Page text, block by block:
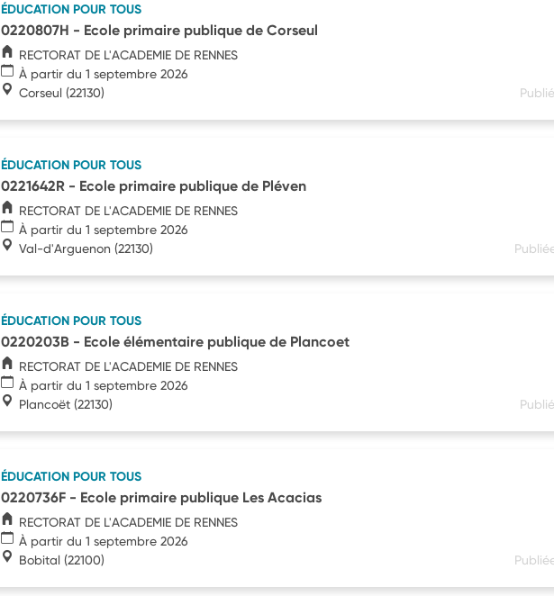
ÉDUCATION POUR TOUS
0220807H - Ecole primaire publique de Corseul
RECTORAT DE L'ACADEMIE DE RENNES
À partir du 1 septembre 2026
Corseul (22130)
ÉDUCATION POUR TOUS
0221642R - Ecole primaire publique de Pléven
RECTORAT DE L'ACADEMIE DE RENNES
À partir du 1 septembre 2026
Val-d'Arguenon (22130)
ÉDUCATION POUR TOUS
0220203B - Ecole élémentaire publique de Plancoet
RECTORAT DE L'ACADEMIE DE RENNES
À partir du 1 septembre 2026
Plancoët (22130)
ÉDUCATION POUR TOUS
0220736F - Ecole primaire publique Les Acacias
RECTORAT DE L'ACADEMIE DE RENNES
À partir du 1 septembre 2026
Bobital (22100)